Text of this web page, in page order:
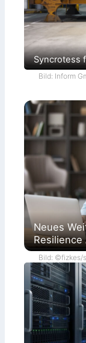
Syncrotess
Bild: Inform
Neues
Resilience
Bild: ©fizkes/